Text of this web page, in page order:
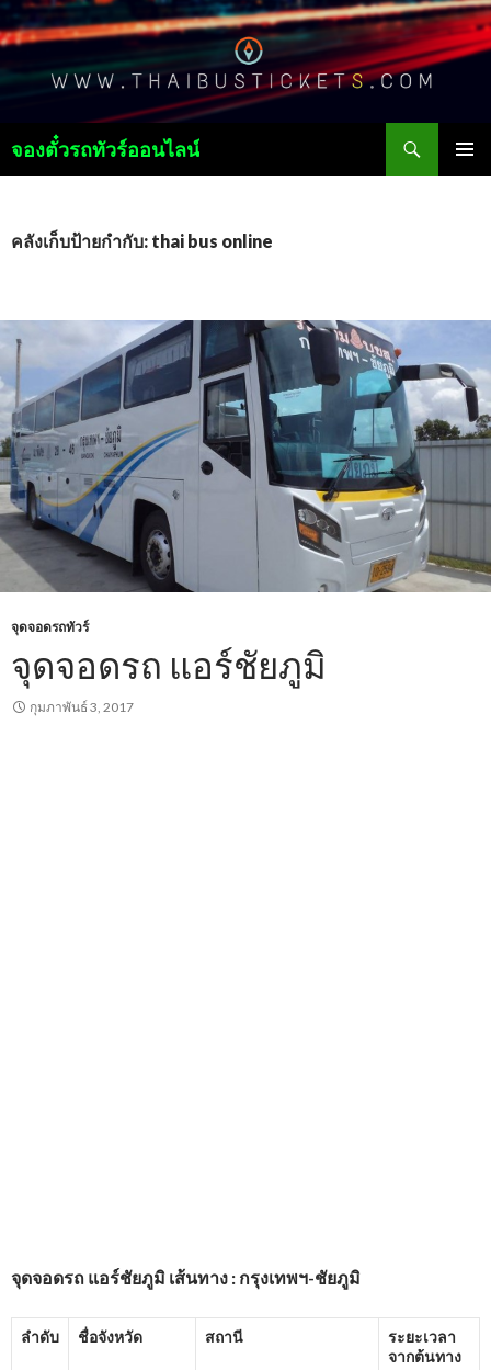
จองตั๋วรถทัวร์ออนไลน์
เนื้อหา
คลังเก็บป้ายกำกับ: thai bus online
จุดจอดรถทัวร์
จุดจอดรถ แอร์ชัยภูมิ
กุมภาพันธ์ 3, 2017
จุดจอดรถ แอร์ชัยภูมิ เส้นทาง : กรุงเทพฯ-ชัยภูมิ
ลำดับ ชื่อจังหวัด สถานี
ระยะเวลา
จากต้นทาง